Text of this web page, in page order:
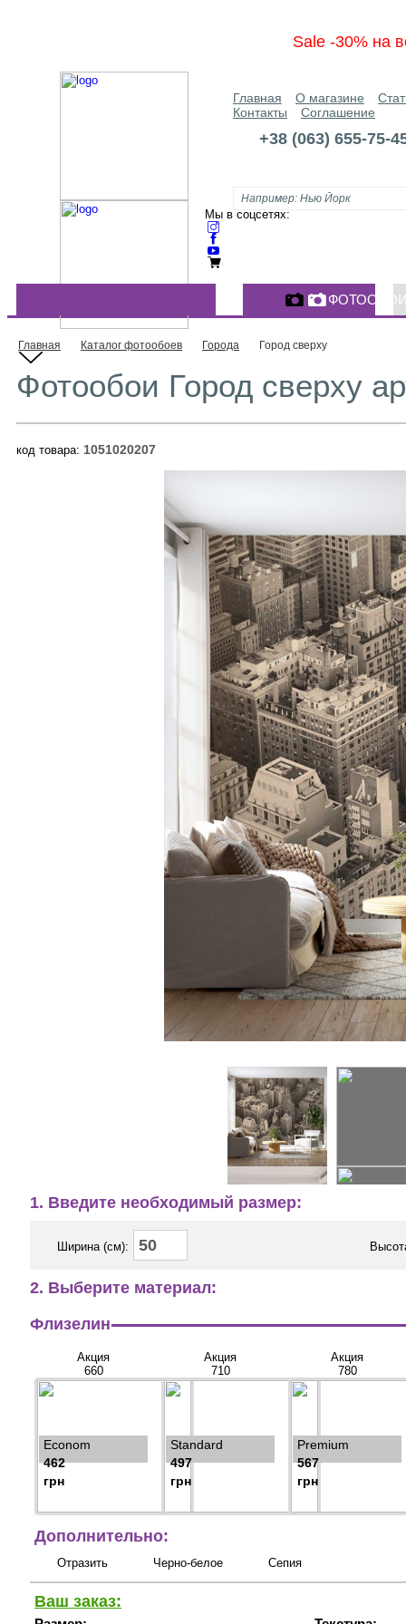
Sale -30% на
Главная О магазине
Контакты
Соглашение
+38 (063) 655-75-
Мы в соцсетях:
КАТАЛОГ ФОТООБОЕВ
Главная Каталог фотообоев Города Город сверху
Фотообои Город сверху
код товара: 1051020207
1. Введите необходимый размер:
Ширина (см):
2. Выберите материал:
Флизелин
Акция
660
Econom
462
грн
Акция
710
Standard
497
грн
Акция
780
Premium
567
грн
Дополнительно:
Отразить Черно-белое Сепия
Ваш заказ: